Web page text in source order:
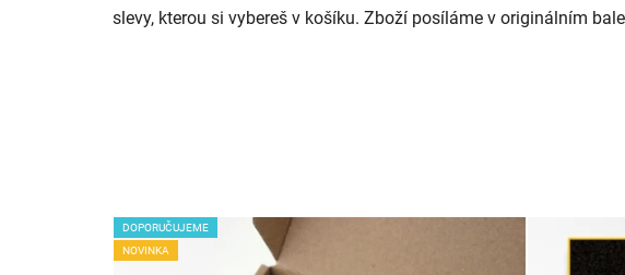
slevy, kterou si vybereš v košíku. Zboží posíláme v originálním
DOPORUČUJEME
NOVINKA